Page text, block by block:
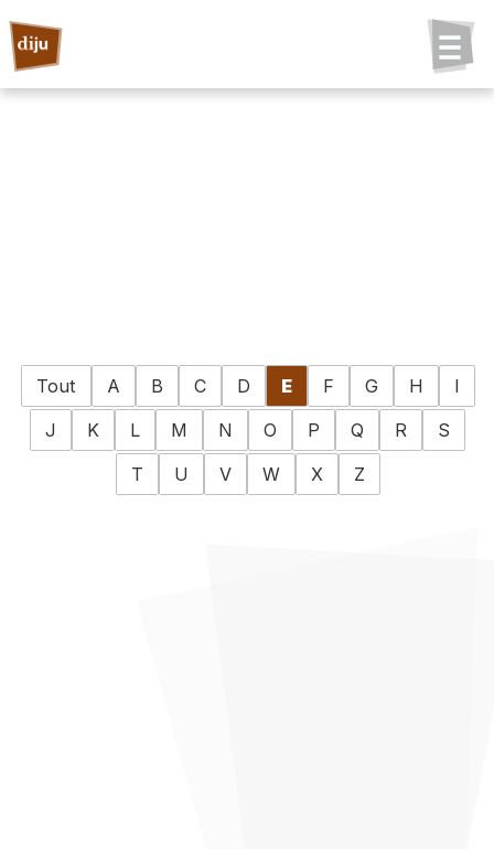
Tout A B C D E F G H
I
J
K L M N O P Q R
S
T
U V W X Z